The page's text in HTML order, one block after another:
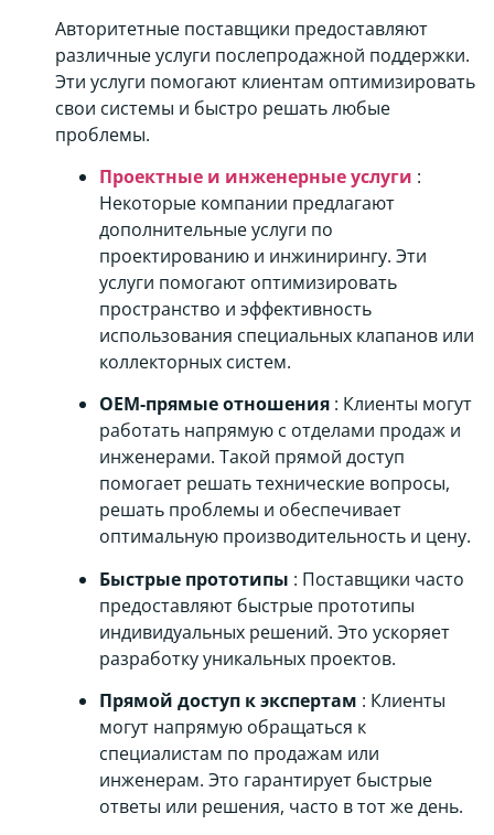
Авторитетные поставщики предоставляют
различные услуги послепродажной поддержки.
Эти услуги помогают клиентам оптимизировать
свои системы и быстро решать любые
проблемы.
Проектные и инженерные услуги :
Некоторые компании предлагают
дополнительные услуги по
проектированию и инжинирингу. Эти
услуги помогают оптимизировать
пространство и эффективность
использования специальных клапанов или
коллекторных систем.
OEM-прямые отношения : Клиенты могут
работать напрямую с отделами продаж и
инженерами. Такой прямой доступ
помогает решать технические вопросы,
решать проблемы и обеспечивает
оптимальную производительность и цену.
Быстрые прототипы : Поставщики часто
предоставляют быстрые прототипы
индивидуальных решений. Это ускоряет
разработку уникальных проектов.
Прямой доступ к экспертам : Клиенты
могут напрямую обращаться к
специалистам по продажам или
инженерам. Это гарантирует быстрые
ответы или решения, часто в тот же день.